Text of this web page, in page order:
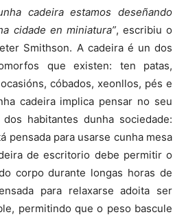
cadeira estamos deseñando
cidade en miniatura”, escribiu o
Smithson. A cadeira é un dos
que existen: ten patas,
cóbados, xeonllos, pés e
cadeira implica pensar no seu
habitantes dunha sociedade:
pensada para usarse cunha mesa
de escritorio debe permitir o
corpo durante longas horas de
para relaxarse adoita ser
permitindo que o peso bascule